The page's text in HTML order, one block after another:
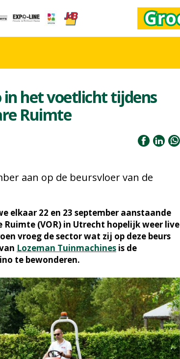
in het voetlicht tijdens
Ruimte
aan op de beursvloer van de
elkaar 22 en 23 september aanstaande
Ruimte (VOR) in Utrecht hopelijk weer live
vroeg de sector wat zij op deze beurs
Lozeman Tuinmachines is de
te bewonderen.